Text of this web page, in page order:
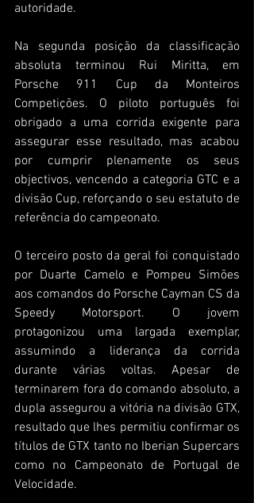
autoridade.
Na segunda posição da classificação
absoluta terminou Rui Miritta, em
Porsche 911 Cup da Monteiros
Competições. O piloto português foi
obrigado a uma corrida exigente para
assegurar esse resultado, mas acabou
por cumprir plenamente os seus
objectivos, vencendo a categoria GTC e a
divisão Cup, reforçando o seu estatuto de
referência do campeonato.
O terceiro posto da geral foi conquistado
por Duarte Camelo e Pompeu Simões
aos comandos do Porsche Cayman CS da
Speedy Motorsport. O jovem
protagonizou uma largada exemplar,
assumindo a liderança da corrida
durante várias voltas. Apesar de
terminarem fora do comando absoluto, a
dupla assegurou a vitória na divisão GTX,
resultado que lhes permitiu confirmar os
títulos de GTX tanto no Iberian Supercars
como no Campeonato de Portugal de
Velocidade.